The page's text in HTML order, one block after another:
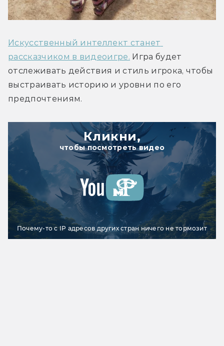
Искусственный интеллект станет
рассказчиком в видеоигре. Игра будет
отслеживать действия и стиль игрока, чтобы
выстраивать историю и уровни по его
предпочтениям.
Кликни,
чтобы посмотреть видео
Почему-то с IP адресов других стран ничего не тормозит